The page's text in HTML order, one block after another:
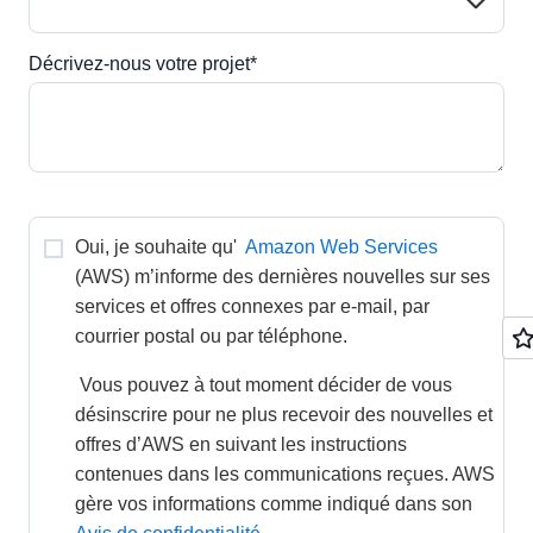
Décrivez-nous votre projet*
Oui, je souhaite qu' Amazon Web Services
(AWS) m’informe des dernières nouvelles sur ses
services et offres connexes par e-mail, par
courrier postal ou par téléphone.
désinscrire pour ne plus recevoir des nouvelles et
offres d’AWS en suivant les instructions
contenues dans les communications reçues. AWS